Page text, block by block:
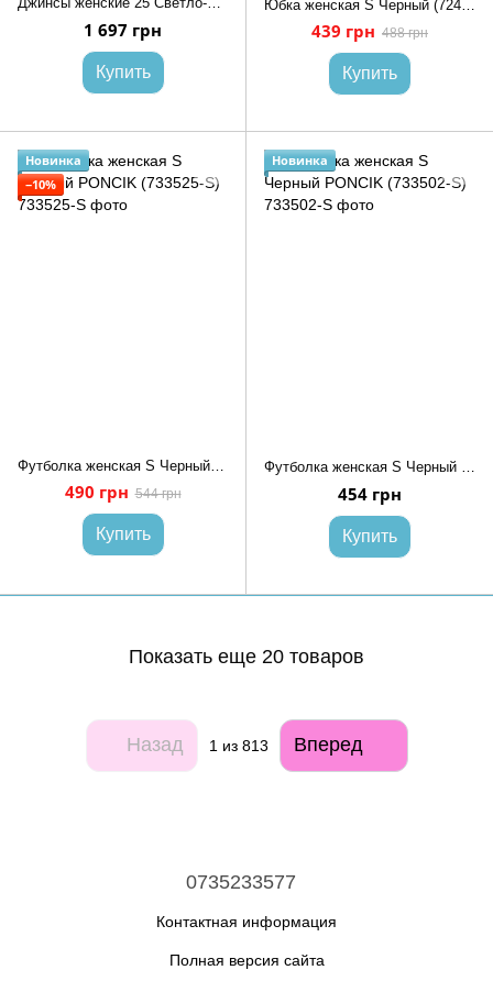
1 697 грн
Купить
439 грн 488 грн
Купить
Новинка
−10%
490 грн 544 грн
Купить
Новинка
Футболка женская S Черный PONCIK (733502-S)
454 грн
Купить
Показать еще 20 товаров
Назад 1 из 813 Вперед
0735233577
Контактная информация
Полная версия сайта